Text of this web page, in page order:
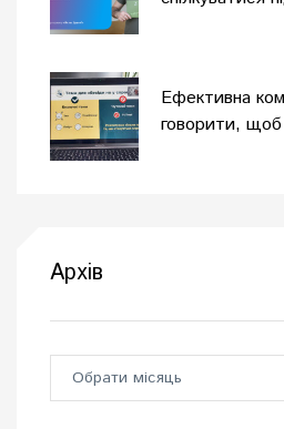
Ефективна
говорити, щоб
Архів